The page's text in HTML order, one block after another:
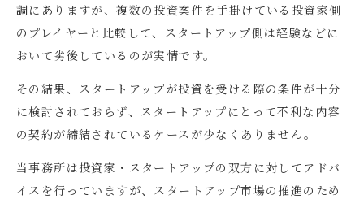
調にありますが、複数の投資案件を手掛けている投資家側
のプレイヤーと比較して、スタートアップ側は経験などに
おいて劣後しているのが実情です。
その結果、スタートアップが投資を受ける際の条件が十分
に検討されておらず、スタートアップにとって不利な内容
の契約が締結されているケースが少なくありません。
当事務所は投資家・スタートアップの双方に対してアドバ
イスを行っていますが、スタートアップ市場の推進のため